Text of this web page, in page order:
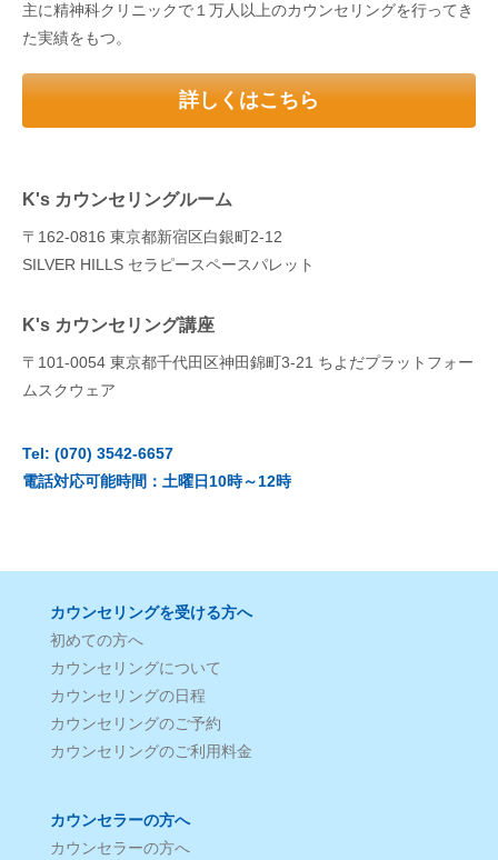
主に精神科クリニックで１万人以上のカウンセリングを行ってき
た実績をもつ。
詳しくはこちら
K's カウンセリングルーム
〒162-0816 東京都新宿区白銀町2-12
SILVER HILLS セラピースペースパレット
K's カウンセリング講座
〒101-0054 東京都千代田区神田錦町3‐21 ちよだプラットフォー
ムスクウェア
Tel: (070) 3542-6657
電話対応可能時間：土曜日10時～12時
カウンセリングを受ける方へ
初めての方へ
カウンセリングについて
カウンセリングの日程
カウンセリングのご予約
カウンセリングのご利用料金
カウンセラーの方へ
カウンセラーの方へ